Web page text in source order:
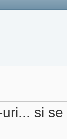
uri... si